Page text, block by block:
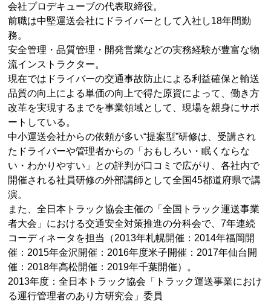
会社プロデキューブの代表取締役。
前職は中堅運送会社にドライバーとして入社し18年間勤
務。
安全管理・品質管理・開発営業などの実務経験が豊富な物
流インストラクター。
現在ではドライバーの交通事故防止による利益確保と輸送
品質の向上による単価の向上で得た原資によって、働き方
改革を実現するまでを事業領域として、現場を親身にサポ
ートしている。
中小運送会社からの依頼が多い“提案型”研修は、受講され
たドライバーや管理者からの「おもしろい・眠くならな
い・わかりやすい」との評判が口コミで広がり、各社内で
開催される社員研修の外部講師として全国45都道府県で講
演。
また、全日本トラック協会主催の「全国トラック運送事業
者大会」における交通安全対策推進の分科会で、7年連続
コーディネータを担当（2013年札幌開催：2014年福岡開
催：2015年金沢開催：2016年度米子開催：2017年仙台開
催：2018年高松開催：2019年千葉開催）。
2013年度：全日本トラック協会「トラック運送事業におけ
る運行管理者のあり方研究会」委員